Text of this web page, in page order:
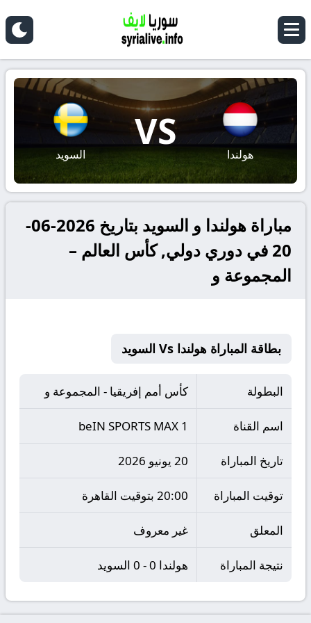
هولندا
VS
السويد
مباراة هولندا و السويد بتاريخ 2026-06-
20 في دوري دولي, كأس العالم –
المجموعة و
بطاقة المباراة هولندا Vs السويد
البطولة كأس أمم إفريقيا - المجموعة و
اسم القناة beIN SPORTS MAX 1
تاريخ المباراة 20 يونيو 2026
توقيت المباراة 20:00 بتوقيت القاهرة
المعلق غير معروف
نتيجة المباراة هولندا 0 - 0 السويد